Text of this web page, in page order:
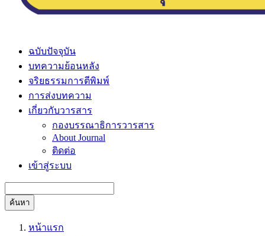
ฉบับปัจจุบัน
บทความย้อนหลัง
จริยธรรมการตีพิมพ์
การส่งบทความ
เกี่ยวกับวารสาร
กองบรรณาธิการวารสาร
About Journal
ติดต่อ
เข้าสู่ระบบ
ค้นหา
หน้าแรก